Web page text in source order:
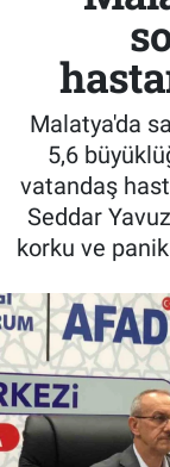
Malatya'da
5,6
vatandaş
Seddar
korku ve